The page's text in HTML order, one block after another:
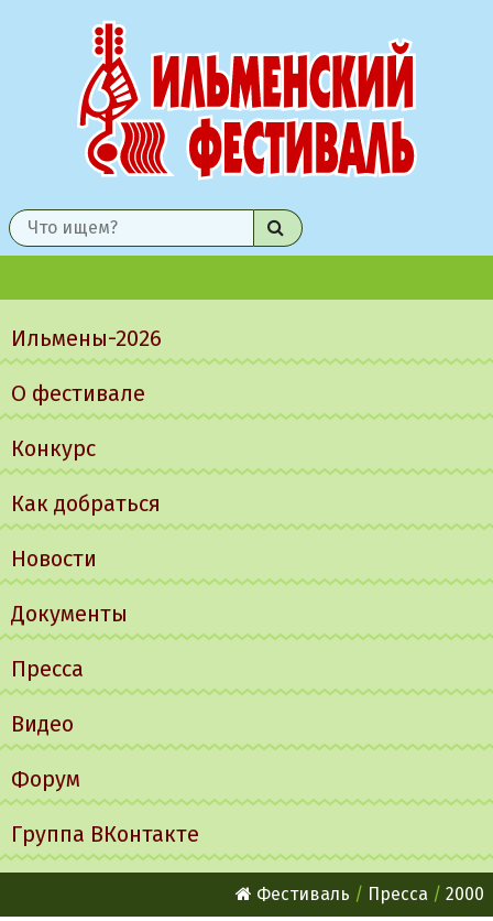
Найти
меню
Ильмены-2026
О фестивале
Конкурс
Как добраться
Новости
Документы
Пресса
Видео
Форум
Группа ВКонтакте
Фестиваль Пресса 2000